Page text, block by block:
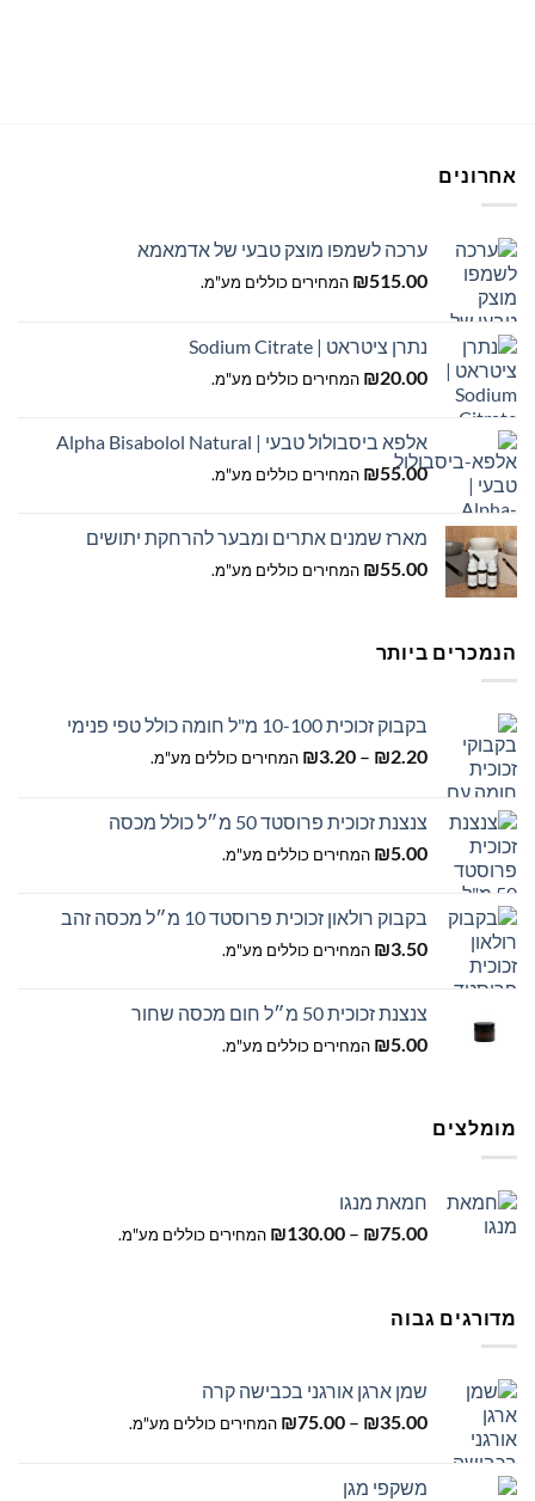
המוצר
אחרונים
ערכה לשמפו מוצק טבעי של אדמאמא
₪515.00 המחירים כוללים מע"מ.
נתרן ציטראט | Sodium Citrate
₪20.00 המחירים כוללים מע"מ.
אלפא ביסבולול טבעי | Alpha Bisabolol Natural
₪55.00 המחירים כוללים מע"מ.
מארז שמנים אתרים ומבער להרחקת יתושים
₪55.00 המחירים כוללים מע"מ.
הנמכרים ביותר
בקבוק זכוכית 10-100 מ"ל חומה כולל טפי פנימי
₪2.20
–
₪3.20
טווח
עד
המחירים כוללים מע"מ.
צנצנת זכוכית פרוסטד 50 מ״ל כולל מכסה
₪5.00 המחירים כוללים מע"מ.
בקבוק רולאון זכוכית פרוסטד 10 מ״ל מכסה זהב
₪3.50 המחירים כוללים מע"מ.
צנצנת זכוכית 50 מ״ל חום מכסה שחור
₪5.00 המחירים כוללים מע"מ.
מומלצים
חמאת מנגו
₪75.00
–
₪130.00
טווח
המחירים כוללים מע"מ.
מדורגים גבוה
שמן ארגן אורגני בכבישה קרה
₪35.00
–
₪75.00
טווח
המחירים כוללים מע"מ.
משקפי מגן